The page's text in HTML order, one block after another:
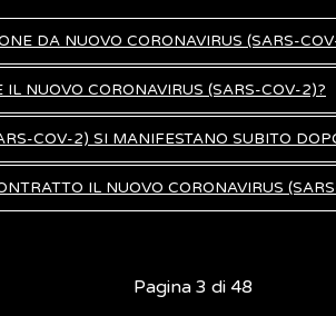
DA NUOVO CORONAVIRUS (SARS-
NUOVO CORONAVIRUS (SARS-COV-2)?
COV-2) SI MANIFESTANO SUBITO
IL NUOVO CORONAVIRUS
Pagina 3 di 48